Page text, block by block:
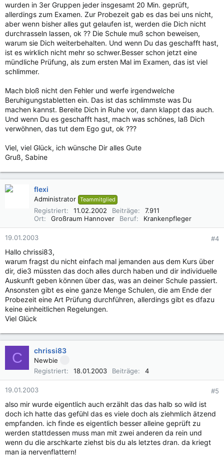
wurden in 3er Gruppen jeder insgesamt 20 Min. geprüft,
allerdings zum Examen. Zur Probezeit gab es das bei uns nicht,
aber wenn bisher alles gut gelaufen ist, werden die Dich nicht
durchrasseln lassen, ok ?? Die Schule muß schon beweisen,
warum sie Dich weiterbehalten. Und wenn Du das geschafft hast,
ist es wirklich nicht mehr so schwer.Besser schon jetzt eine
mündliche Prüfung, als zum ersten Mal im Examen, das ist viel
schlimmer.
Mach bloß nicht den Fehler und werfe irgendwelche
Beruhigungstabletten ein. Das ist das schlimmste was Du
machen kannst. Bereite Dich in Ruhe vor, dann klappt das auch.
Und wenn Du es geschafft hast, mach was schönes, laß Dich
verwöhnen, das tut dem Ego gut, ok ???
Viel, viel Glück, ich wünsche Dir alles Gute
Gruß, Sabine
flexi
Administrator Teammitglied
Registriert 11.02.2002 Beiträge
7.911
Ort
Großraum Hannover Beruf Krankenpfleger
19.01.2003 #4
Hallo chrissi83,
warum fragst du nicht einfach mal jemanden aus dem Kurs über
dir, die3 müssten das doch alles durch haben und dir individuelle
Auskunft geben können über das, was an deiner Schule passiert.
Ansonsten gibt es eine ganze Menge Schulen, die am Ende der
Probezeit eine Art Prüfung durchführen, allerdings gibt es dfazu
keine einheitlichen Regelungen.
Viel Glück
C chrissi83
Newbie
Registriert
18.01.2003 Beiträge 4
19.01.2003 #5
also mir wurde eigentlich auch erzählt das das halb so wild ist
doch ich hatte das gefühl das es viele doch als ziehmlich ätzend
empfanden. ich finde es eigentlich besser alleine geprüft zu
werden stattdessen muss man mit zwei anderen da rein und
wenn du die arschkarte ziehst bis du als letztes dran. da kriegt
man ja nervenflattern!